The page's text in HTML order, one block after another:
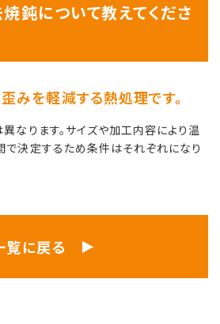
鈍について教えてくださ
みを軽減する熱処理です。
なります。サイズや加工内容により温
決定するため条件はそれぞれになり
覧に戻る